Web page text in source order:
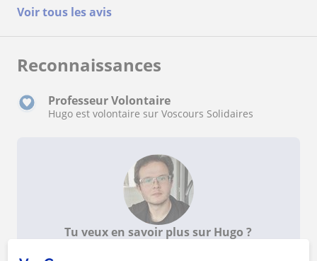
Voir tous les avis
Reconnaissances
Professeur Volontaire
Hugo est volontaire sur Voscours Solidaires
Tu veux en savoir plus sur Hugo ?